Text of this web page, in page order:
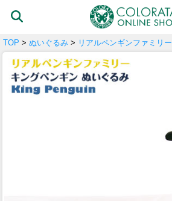
TOP > ぬいぐるみ > リアルペンギンファミリー